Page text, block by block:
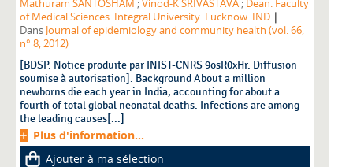
Mathuram SANTOSHAM ;Vinod-K SRIVASTAVA ; Dean. Faculty
of Medical Sciences. Integral University. Lucknow. IND |
Dans Journal of epidemiology and community health (vol. 66,
n° 8, 2012)
[BDSP. Notice produite par INIST-CNRS 9osR0xHr. Diffusion
soumise à autorisation]. Background About a million
newborns die each year in India, accounting for about a
fourth of total global neonatal deaths. Infections are among
the leading causes[...]
Plus d'information...
Ajouter à ma sélection